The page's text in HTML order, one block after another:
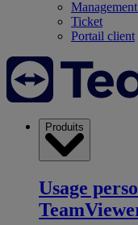
Ticket
Portail client
Produits
Usage